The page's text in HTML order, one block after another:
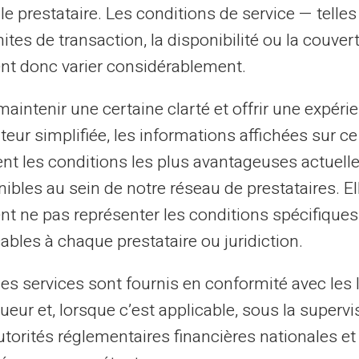
er en privat
Veritas AMBASSADOR klubbens
medlem med et Veritas
prestataire. Les conditions de service —
de transaction, la disponibilité ou la
donc varier considérablement.
une certaine clarté et offrir une
simplifiée, les informations affichées sur
les conditions les plus avantageuses
au sein de notre réseau de prestataires.
ne pas représenter les conditions spécifiques
à chaque prestataire ou juridiction.
services sont fournis en conformité avec les
et, lorsque c’est applicable, sous la
réglementaires financières nationales et